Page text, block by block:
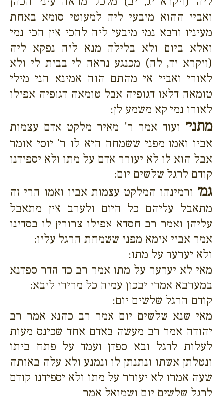
ואביי ההוא מיבעי ליה למעוטי סומא באחת
מעיניו ורבא נמי מיבעי ליה להכי אין הכי נמי
ואלא ביום ולא בלילה מנא ליה נפקא ליה
(ויקרא יד, לה) מכנגע נראה לי בבית לי ולא
לאורי ואביי אי מהתם הוה אמינא הני מילי
טומאה דלאו דגופיה אבל טומאה דגופיה אפילו
לאורו נמי קא משמע לן:
מתני׳ ועוד אמר ר' מאיר מלקט אדם עצמות
אביו ואמו מפני ששמחה היא לו ר' יוסי אומר
אבל הוא לו לא יעורר אדם על מתו ולא יספידנו
קודם לרגל שלשים יום:
גמ׳ ורמינהו המלקט עצמות אביו ואמו הרי זה
מתאבל עליהם כל היום ולערב אין מתאבל
עליהן ואמר רב חסדא אפילו צרורין לו בסדינו
אמר אביי אימא מפני ששמחת הרגל עליו:
ולא יערער על מתו:
מאי לא יערער על מתו אמר רב כד הדר ספדנא
במערבא אמרי יבכון עמיה כל מרירי ליבא:
קודם הרגל שלשים יום:
מאי שנא שלשים יום אמר רב כהנא אמר רב
יהודה אמר רב מעשה באדם אחד שכינס מעות
לעלות לרגל ובא ספדן ועמד על פתח ביתו
ונטלתן אשתו ונתנתן לו ונמנע ולא עלה באותה
שעה אמרו לא יעורר על מתו ולא יספידנו קודם